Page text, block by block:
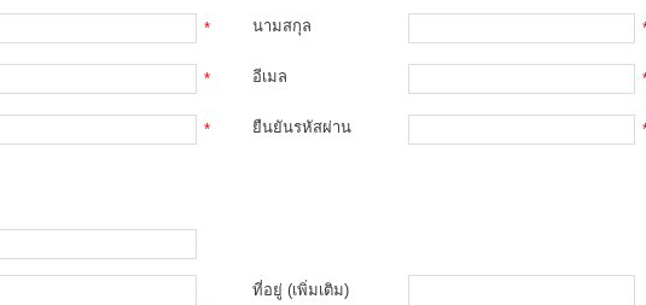
* นามสกุล
* อีเมล
* ยืนยันรหัสผ่าน
ที่อยู่ (เพิ่มเติม)